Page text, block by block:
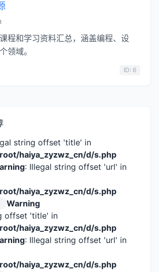
程和学习资料汇总，涵盖编程、设
领域。
ID: 6
string offset 'title' in
haiya_zyzwz_cn/d/s.php
: Illegal string offset 'url' in
haiya_zyzwz_cn/d/s.php
Warning
offset 'title' in
haiya_zyzwz_cn/d/s.php
: Illegal string offset 'url' in
haiya_zyzwz_cn/d/s.php